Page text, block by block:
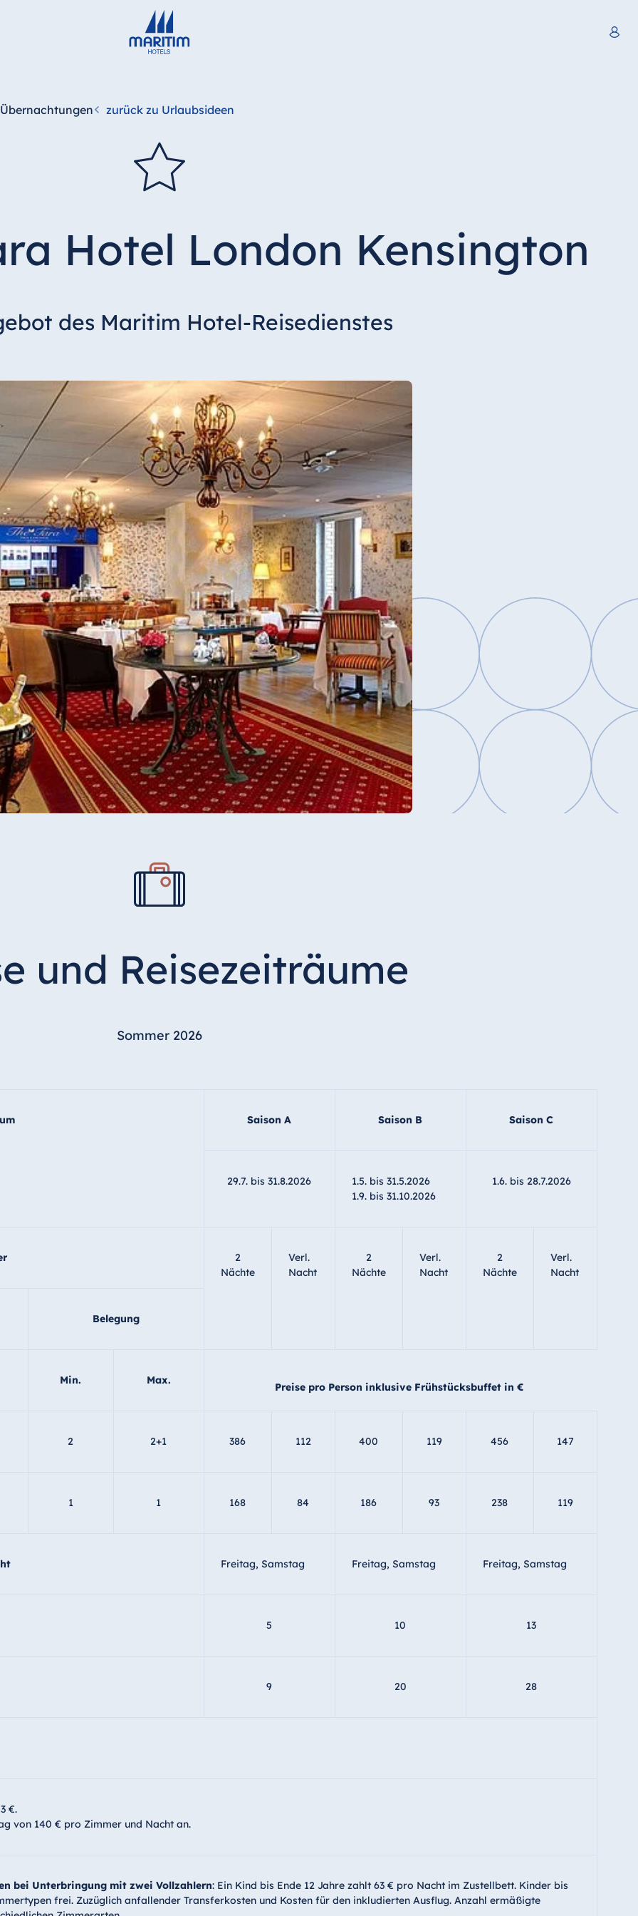
zurück zu Urlaubsideen
Hotel London Kensington
des Maritim Hotel-Reisedienstes
und Reisezeiträume
Sommer 2026
Saison A Saison B Saison C
29.7. bis 31.8.2026
1.5. bis 31.5.2026
1.9. bis 31.10.2026
1.6. bis 28.7.2026
2
Nächte
Verl.
Nacht
2
Nächte
Verl.
Nacht
2
Nächte
Verl.
Nacht
Belegung
Min. Max.
Preise pro Person inklusive Frühstücksbuffet in €
2 2+1 386 112 400 119 456 147
1 1 168 84 186 93 238 119
Freitag, Samstag Freitag, Samstag Freitag, Samstag
5 10 13
9 20 28
€.
von 140 € pro Zimmer und Nacht an.
bei Unterbringung mit zwei Vollzahlern: Ein Kind bis Ende 12 Jahre zahlt 63 € pro Nacht im Zustellbett. Kinder bis
frei. Zuzüglich anfallender Transferkosten und Kosten für den inkludierten Ausflug. Anzahl ermäßigte